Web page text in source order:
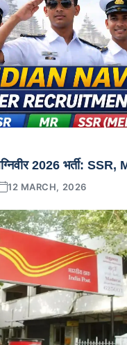
2026 भर्ती:
12 MARCH, 2026